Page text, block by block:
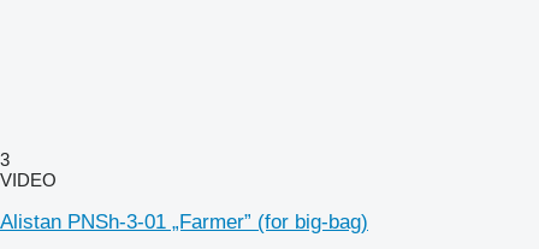
3
VIDEO
Alistan PNSh-3-01 „Farmer” (for big-bag)